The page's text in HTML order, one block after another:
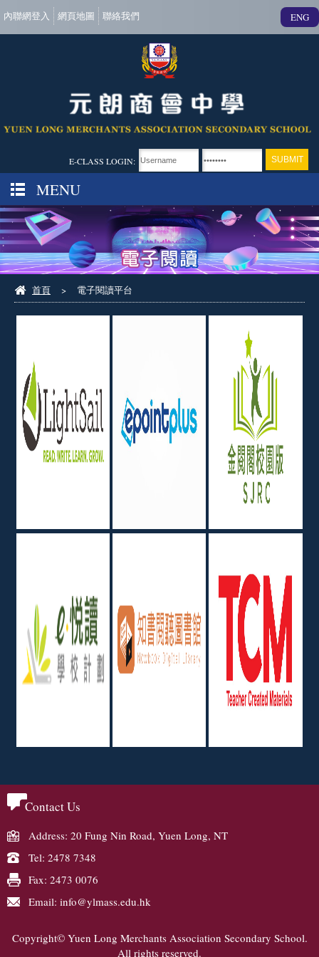
內聯網登入 網頁地圖 聯絡我們 ENG
E-CLASS LOGIN:
MENU
首頁 > 電子閱讀平台
Contact Us
Address: 20 Fung Nin Road, Yuen Long, NT
Tel: 2478 7348
Fax: 2473 0076
Email: info@ylmass.edu.hk
Copyright© Yuen Long Merchants Association Secondary School.
All rights reserved.